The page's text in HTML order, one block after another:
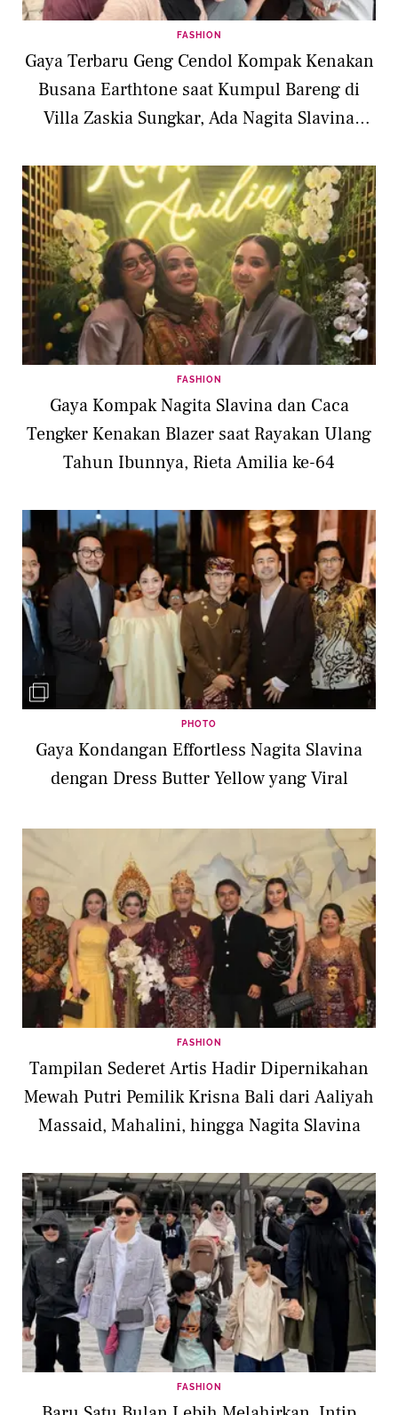
FASHION
Gaya Terbaru Geng Cendol Kompak Kenakan
Busana Earthtone saat Kumpul Bareng di
Villa Zaskia Sungkar, Ada Nagita Slavina
FASHION
Gaya Kompak Nagita Slavina dan Caca
Tengker Kenakan Blazer saat Rayakan Ulang
Tahun Ibunnya, Rieta Amilia ke-64
PHOTO
Gaya Kondangan Effortless Nagita Slavina
dengan Dress Butter Yellow yang Viral
FASHION
Tampilan Sederet Artis Hadir Dipernikahan
Mewah Putri Pemilik Krisna Bali dari Aaliyah
Massaid, Mahalini, hingga Nagita Slavina
FASHION